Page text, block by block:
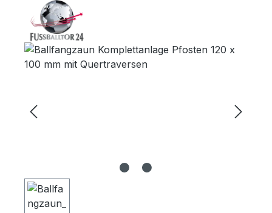
Bildergalerie überspringen